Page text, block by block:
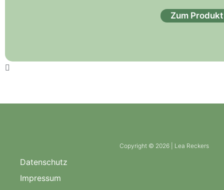
Zum Produkt
Copyright © 2026 | Lea Reckers
Datenschutz
Impressum